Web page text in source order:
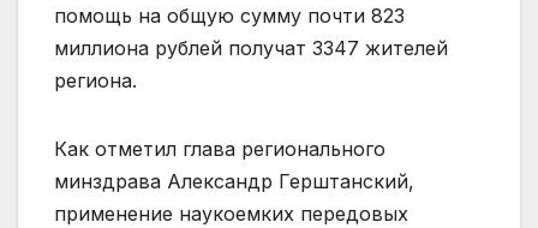
помощь на общую сумму почти 823
миллиона рублей получат 3347 жителей
региона.
Как отметил глава регионального
минздрава Александр Герштанский,
применение наукоемких передовых